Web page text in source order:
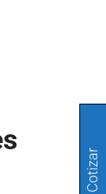
Cotizar